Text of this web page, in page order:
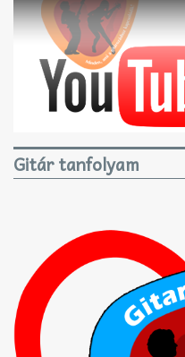
Gitár tanfolyam